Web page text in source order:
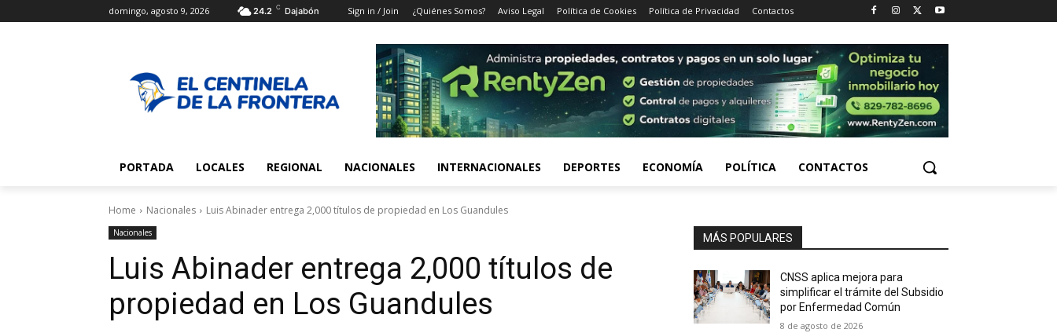
domingo, agosto 9, 2026 24.2 C Dajabón Sign in / Join ¿Quiénes Somos? Aviso Legal Política de Cookies Política de Privacidad Contactos
PORTADA LOCALES REGIONAL NACIONALES INTERNACIONALES DEPORTES ECONOMÍA POLÍTICA CONTACTOS
Home Nacionales Luis Abinader entrega 2,000 títulos de propiedad en Los Guandules
Nacionales
Luis Abinader entrega 2,000 títulos de
propiedad en Los Guandules
MÁS POPULARES
CNSS aplica mejora para
simplificar el trámite del Subsidio
por Enfermedad Común
8 de agosto de 2026